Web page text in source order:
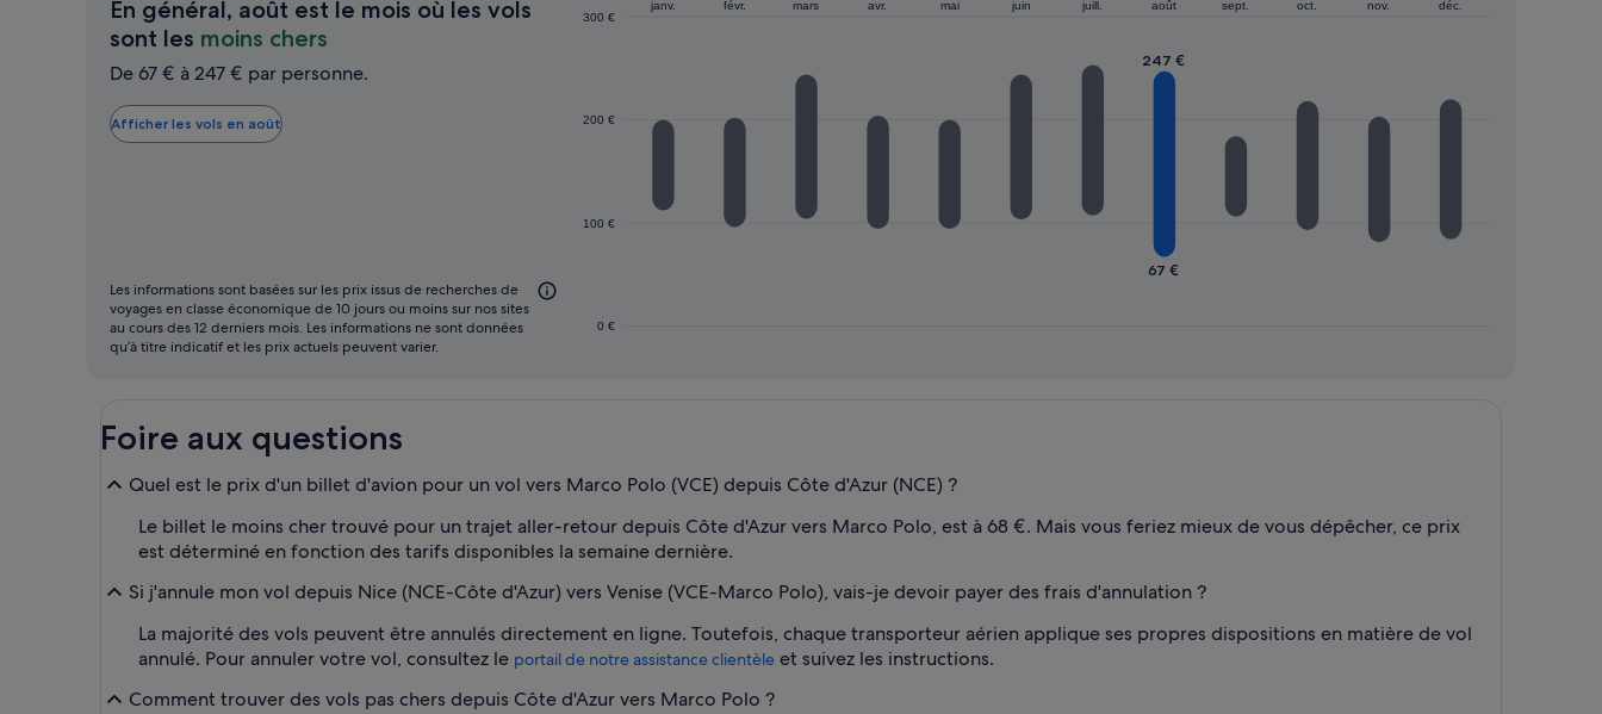
En général, août est le mois où les vols
sont les moins chers
général,
sont
les
moins
De 67 € à 247 € par personne.
Afficher les vols en août
0 €
100 €
200 €
300 €
janv. févr. mars avr. mai juin juill. août sept. oct. nov. déc.
67 €
247 €
Les informations sont basées sur les prix issus de recherches de
voyages en classe économique de 10 jours ou moins sur nos sites
au cours des 12 derniers mois. Les informations ne sont données
qu’à titre indicatif et les prix actuels peuvent varier.
Foire aux questions
Quel est le prix d'un billet d'avion pour un vol vers Marco Polo (VCE) depuis Côte d'Azur (NCE) ?
Le billet le moins cher trouvé pour un trajet aller-retour depuis Côte d'Azur vers Marco Polo, est à 68 €. Mais vous feriez mieux de vous dépêcher, ce prix
est déterminé en fonction des tarifs disponibles la semaine dernière.
Si j'annule mon vol depuis Nice (NCE-Côte d'Azur) vers Venise (VCE-Marco Polo), vais-je devoir payer des frais d'annulation ?
La majorité des vols peuvent être annulés directement en ligne. Toutefois, chaque transporteur aérien applique ses propres dispositions en matière de vol
annulé. Pour annuler votre vol, consultez le portail de notre assistance clientèle et suivez les instructions.
Comment trouver des vols pas chers depuis Côte d'Azur vers Marco Polo ?